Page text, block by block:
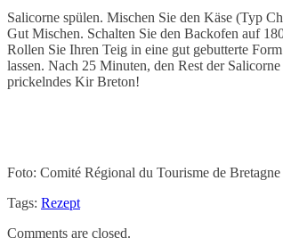
Salicorne spülen. Mischen Sie den Käse (Typ
Gut Mischen. Schalten Sie den Backofen auf
Rollen Sie Ihren Teig in eine gut gebutterte
lassen. Nach 25 Minuten, den Rest der
prickelndes Kir Breton!
Foto: Comité Régional du Tourisme de
Tags: Rezept
Comments are closed.